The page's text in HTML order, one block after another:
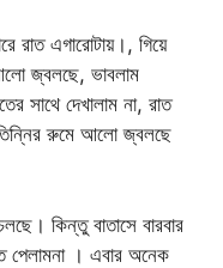
রাত এগারোটায়।, গিয়ে
জ্বলছে, ভাবলাম
সাথে দেখালাম না, রাত
রুমে আলো জ্বলছে
কিন্তু বাতাসে বারবার
পেলামনা । এবার অনেক